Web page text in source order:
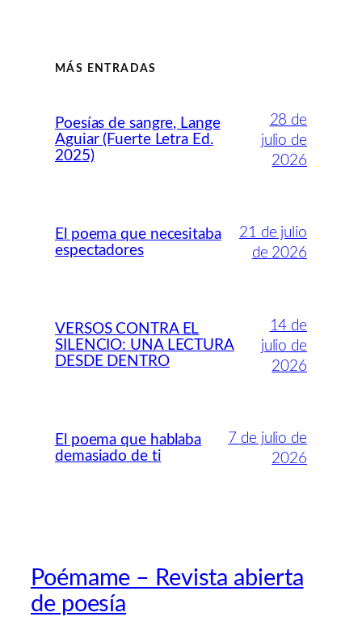
MÁS ENTRADAS
Poesías de sangre, Lange
Aguiar (Fuerte Letra Ed.
2025)
28 de
julio de
2026
El poema que necesitaba
espectadores
21 de julio
de 2026
VERSOS CONTRA EL
SILENCIO: UNA LECTURA
DESDE DENTRO
14 de
julio de
2026
El poema que hablaba
demasiado de ti
7 de julio de
2026
Poémame – Revista abierta
de poesía